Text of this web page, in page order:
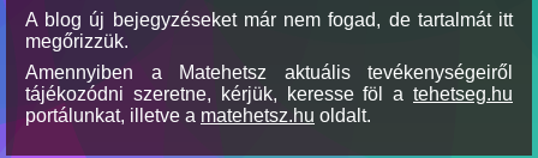
A blog új bejegyzéseket már nem fogad, de tartalmát itt
megőrizzük.
Amennyiben a Matehetsz aktuális tevékenységeiről
tájékozódni szeretne, kérjük, keresse föl a tehetseg.hu
portálunkat, illetve a matehetsz.hu oldalt.